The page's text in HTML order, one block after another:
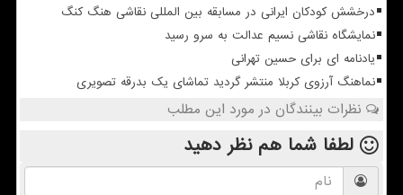
درخشش کودکان ایرانی در مسابقه بین المللی نقاشی هنگ کنگ
نمایشگاه نقاشی نسیم عدالت به سرو رسید
یادنامه ای برای حسین تهرانی
نماهنگ آرزوی کربلا منتشر گردید تماشای یک بدرقه تصویری
نظرات بینندگان در مورد این مطلب
لطفا شما همنظر دهید